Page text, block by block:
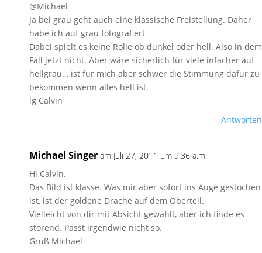
@Michael
Ja bei grau geht auch eine klassische Freistellung. Daher
habe ich auf grau fotografiert
Dabei spielt es keine Rolle ob dunkel oder hell. Also in dem
Fall jetzt nicht. Aber wäre sicherlich für viele infacher auf
hellgrau… ist für mich aber schwer die Stimmung dafür zu
bekommen wenn alles hell ist.
lg Calvin
Antworten
Michael Singer am Juli 27, 2011 um 9:36 a.m.
Hi Calvin.
Das Bild ist klasse. Was mir aber sofort ins Auge gestochen
ist, ist der goldene Drache auf dem Oberteil.
Vielleicht von dir mit Absicht gewählt, aber ich finde es
störend. Passt irgendwie nicht so.
Gruß Michael